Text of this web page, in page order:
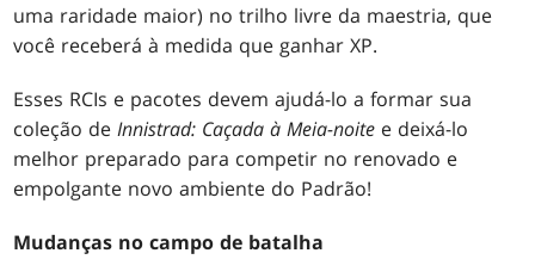
uma raridade maior) no trilho livre da maestria, que
você receberá à medida que ganhar XP.
Esses RCIs e pacotes devem ajudá-lo a formar sua
coleção deInnistrad: Caçada à Meia-noite e deixá-lo
melhor preparado para competir no renovado e
empolgante novo ambiente do Padrão!
Mudanças no campo de batalha